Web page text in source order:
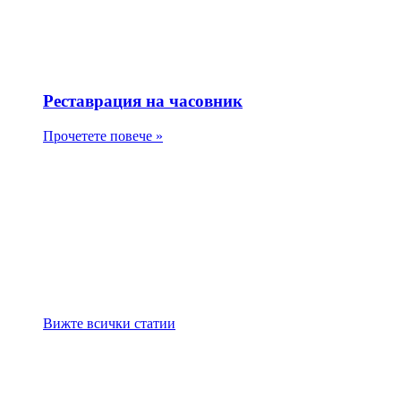
Реставрация на часовник
Прочетете повече »
Вижте всички статии